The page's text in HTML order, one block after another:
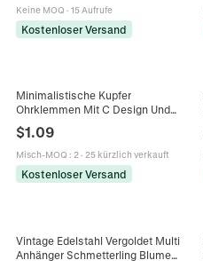
Keine MOQ · 15 Aufrufe
Kostenloser Versand
Minimalistische Kupfer
Ohrklemmen Mit C Design Und
Strass Gold Und Silber Plattierter
Schmuck Für Damen Für Party
Look
$1.09
Misch-MOQ : 2· 25 kürzlich verkauft
Kostenloser Versand
Vintage Edelstahl Vergoldet Multi
Anhänger Schmetterling Blume